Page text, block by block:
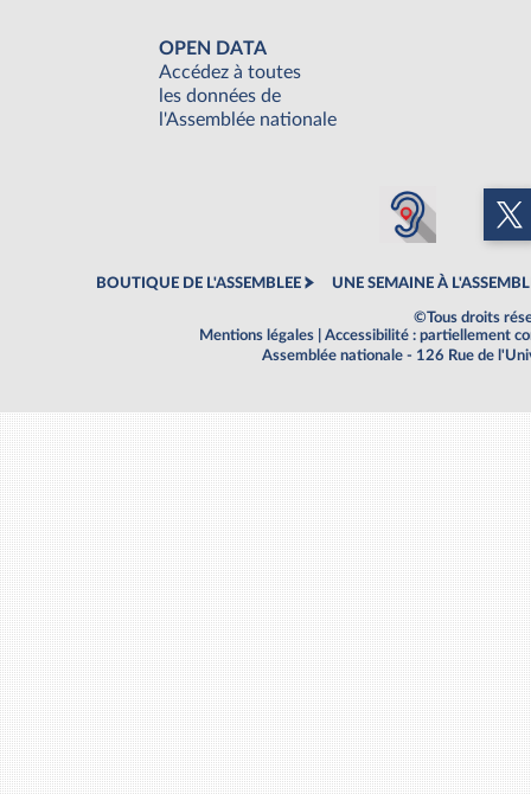
OPEN DATA
Accédez à toutes
les données de
l'Assemblée nationale
BOUTIQUE DE L'ASSEMBLEE UNE SEMAINE À
©Tous droits
Mentions légales
Accessibilité : partiellement
Assemblée nationale - 126 Rue de